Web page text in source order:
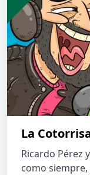
La
Ricardo Pérez
como